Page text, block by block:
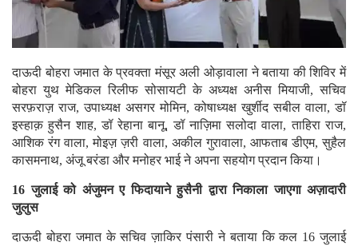
दाऊदी बोहरा जमात के प्रवक्ता मंसूर अली ओड़ावाला ने बताया की शिविर में
बोहरा युथ मेडिकल रिलीफ सोसायटी के अध्यक्ष अनीस मियाजी, सचिव
सरफ़राज़ राज, उपाध्यक्ष असगर मोमिन, कोषाध्यक्ष खुर्शीद सबील वाला, डॉ
इस्हाक़ हुसैन शाह, डॉ रेहाना बानू, डॉ नाज़िमा सलोदा वाला, ताहिरा राज,
आशिक रंग वाला, मोइज़ ज़री वाला, अकील गुरावाला, आफताब डीएम, सुहैल
कासमनाथ, अंजू बरंडा और मनोहर भाई ने अपना सहयोग प्रदान किया।
16 जुलाई को अंजुमन ए फिदायाने हुसैनी द्वारा निकाला जाएगा अज़ादारी
जुलुस
दाऊदी बोहरा जमात के सचिव ज़ाकिर पंसारी ने बताया कि कल 16 जुलाई